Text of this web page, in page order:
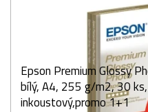
Epson Premium Glossy
bílý, A4, 255 g/m2, 30
inkoustový,promo 1+1